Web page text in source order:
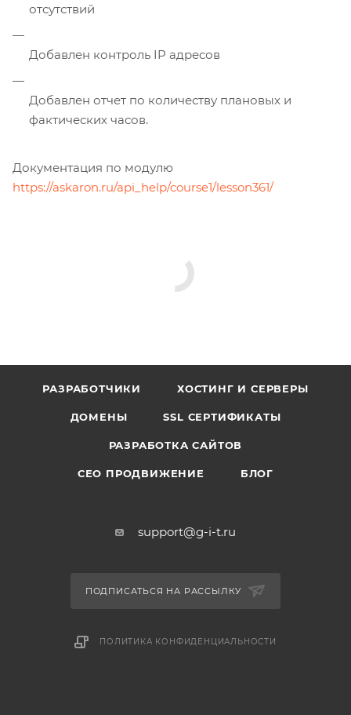
отсутствий
Добавлен контроль IP адресов
Добавлен отчет по количеству плановых и
фактических часов.
Документация по модулю
https://askaron.ru/api_help/course1/lesson361/
РАЗРАБОТЧИКИ ХОСТИНГ И СЕРВЕРЫ
ДОМЕНЫ SSL СЕРТИФИКАТЫ
РАЗРАБОТКА САЙТОВ
СЕО ПРОДВИЖЕНИЕ БЛОГ
support@g-i-t.ru
ПОДПИСАТЬСЯ НА РАССЫЛКУ
ПОЛИТИКА КОНФИДЕНЦИАЛЬНОСТИ